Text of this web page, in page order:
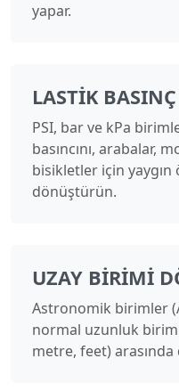
yapar.
LASTIK
PSI, bar ve kPa
basıncını, arabalar,
bisikletler için
dönüştürün.
UZAY BIRIMI
Astronomik birimler
normal uzunluk
metre, feet)